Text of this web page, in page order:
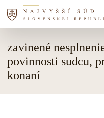
zavinené
povinnosti sudcu,
konaní